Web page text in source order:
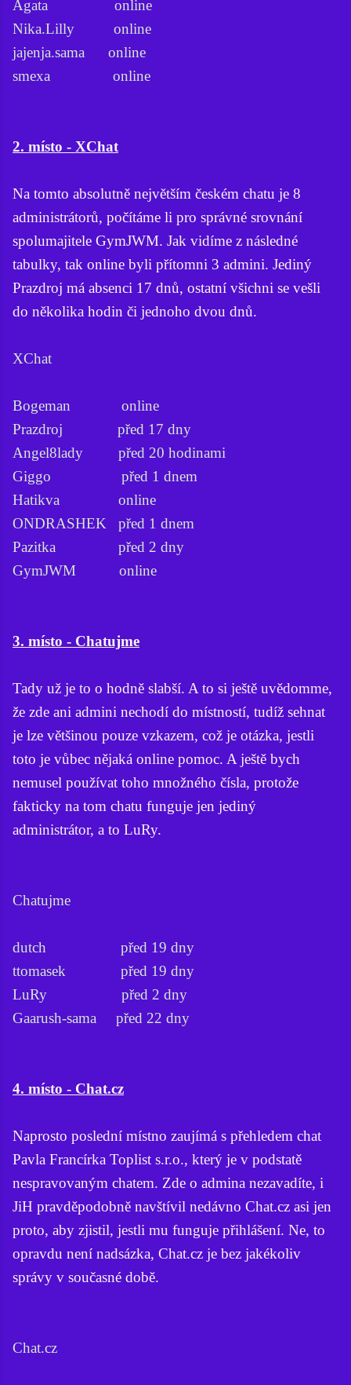
Agata online
Nika.Lilly online
jajenja.sama online
smexa online
2. místo - XChat
Na tomto absolutně největším českém chatu je 8
administrátorů, počítáme li pro správné srovnání
spolumajitele GymJWM. Jak vidíme z následné
tabulky, tak online byli přítomni 3 admini. Jediný
Prazdroj má absenci 17 dnů, ostatní všichni se vešli
do několika hodin či jednoho dvou dnů.
XChat
Bogeman online
Prazdroj před 17 dny
Angel8lady před 20 hodinami
Giggo před 1 dnem
Hatikva online
ONDRASHEK před 1 dnem
Pazitka před 2 dny
GymJWM online
3. místo - Chatujme
Tady už je to o hodně slabší. A to si ještě uvědomme,
že zde ani admini nechodí do místností, tudíž sehnat
je lze většinou pouze vzkazem, což je otázka, jestli
toto je vůbec nějaká online pomoc. A ještě bych
nemusel používat toho množného čísla, protože
fakticky na tom chatu funguje jen jediný
administrátor, a to LuRy.
Chatujme
dutch před 19 dny
ttomasek před 19 dny
LuRy před 2 dny
Gaarush-sama před 22 dny
4. místo - Chat.cz
Naprosto poslední místno zaujímá s přehledem chat
Pavla Francírka Toplist s.r.o., který je v podstatě
nespravovaným chatem. Zde o admina nezavadíte, i
JiH pravděpodobně navštívil nedávno Chat.cz asi jen
proto, aby zjistil, jestli mu funguje přihlášení. Ne, to
opravdu není nadsázka, Chat.cz je bez jakékoliv
správy v současné době.
Chat.cz